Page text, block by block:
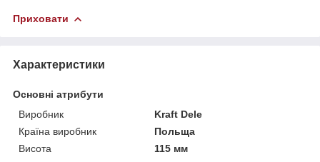
Приховати
Характеристики
Основні атрибути
Виробник
Kraft Dele
Країна виробник
Польща
Висота
115 мм